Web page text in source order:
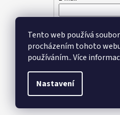
Tento web používá
procházením tohoto
používáním.. Více
Nastavení
PŘIHLÁSIT SE
Copyright 2026